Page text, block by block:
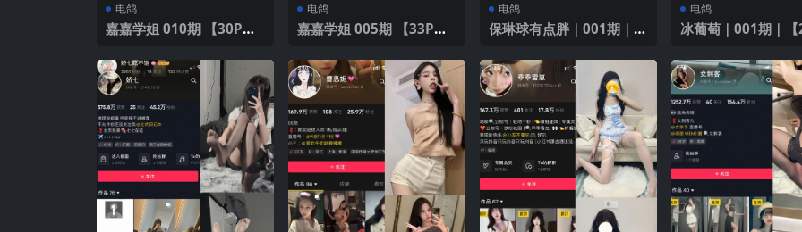
电鸽
嘉嘉学姐 010期 【30P】
电鸽
嘉嘉学姐 005期 【33P】
电鸽
保琳球有点胖｜001期｜
电鸽
冰葡萄｜001期｜